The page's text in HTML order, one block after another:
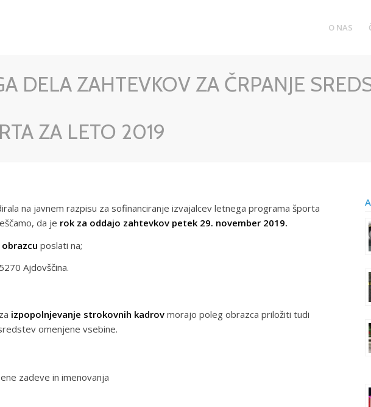
O NAS
DELA ZAHTEVKOV ZA ČRPANJE
ZA LETO 2019
na javnem razpisu za sofinanciranje izvajalcev letnega programa športa
da je rok za oddajo zahtevkov petek 29. november 2019.
poslati na;
Ajdovščina.
izpopolnjevanje strokovnih kadrov morajo poleg obrazca priložiti tudi
omenjene vsebine.
zadeve in imenovanja